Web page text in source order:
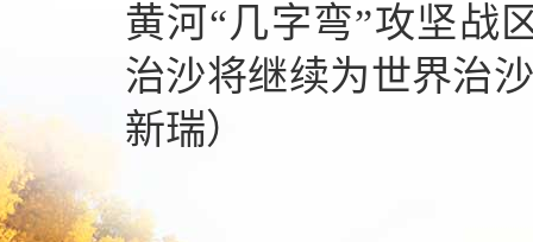
黄河“几字弯”攻坚战
治沙将继续为世界治
新瑞）